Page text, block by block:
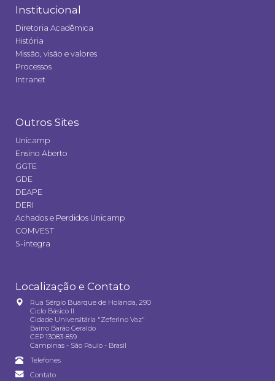
Institucional
Diretoria Acadêmica
História
Missão, visão e valores
Processos
Intranet
Outros Sites
Unicamp
Ensino Aberto
GGTE
GDE
DEAPE
DERI
Achados e Perdidos Unicamp
COMVEST
S-integra
Localização e Contato
Rua Sérgio Buarque de Holanda, 290
Ciclo Básico II
Cidade Universitária "Zeferino Vaz"
Bairro Barão Geraldo
CEP 13083-859
Campinas - São Paulo - Brasil
Telefones
Contato